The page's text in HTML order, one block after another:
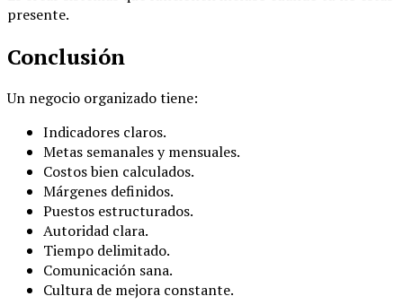
presente.
Conclusión
Un negocio organizado tiene:
Indicadores claros.
Metas semanales y mensuales.
Costos bien calculados.
Márgenes definidos.
Puestos estructurados.
Autoridad clara.
Tiempo delimitado.
Comunicación sana.
Cultura de mejora constante.